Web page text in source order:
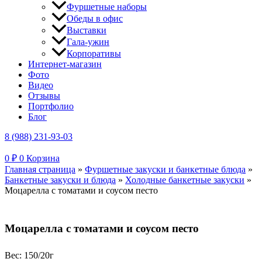
Фуршетные наборы
Обеды в офис
Выставки
Гала-ужин
Корпоративы
Интернет-магазин
Фото
Видео
Отзывы
Портфолио
Блог
8 (988) 231-93-03
0 ₽ 0 Корзина
Главная страница » Фуршетные закуски и банкетные блюда »
Банкетные закуски и блюда » Холодные банкетные закуски »
Моцарелла с томатами и соусом песто
Моцарелла с томатами и соусом песто
Вес: 150/20г